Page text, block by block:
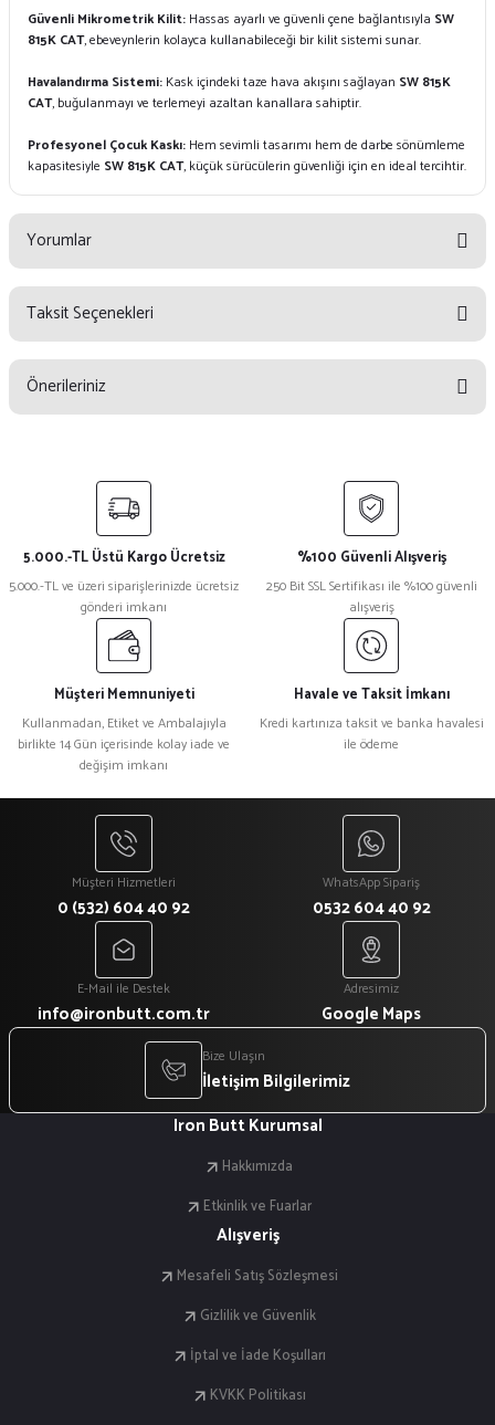
Güvenli Mikrometrik Kilit: Hassas ayarlı ve güvenli çene bağlantısıyla SW
815K CAT, ebeveynlerin kolayca kullanabileceği bir kilit sistemi sunar.
Havalandırma Sistemi: Kask içindeki taze hava akışını sağlayan SW 815K
CAT, buğulanmayı ve terlemeyi azaltan kanallara sahiptir.
Profesyonel Çocuk Kaskı: Hem sevimli tasarımı hem de darbe sönümleme
kapasitesiyle SW 815K CAT, küçük sürücülerin güvenliği için en ideal tercihtir.
Yorumlar
Yorum Yaz
Taksit Seçenekleri
Önerileriniz
yetersiz gördüğünüz noktaları öneri formunu kullanarak tarafımıza
Görüş ve önerileriniz için teşekkür ederiz.
Ürün resmi kalitesiz, bozuk veya görüntülenemiyor.
Ürün açıklamasında eksik bilgiler bulunuyor.
Ürün bilgilerinde hatalar bulunuyor.
Ürün fiyatı diğer sitelerden daha pahalı.
Bu ürüne benzer farklı alternatifler olmalı.
5.000.-TL Üstü Kargo Ücretsiz
5.000.-TL ve üzeri siparişlerinizde ücretsiz
gönderi imkanı
%100 Güvenli Alışveriş
250 Bit SSL Sertifikası ile %100 güvenli
alışveriş
Müşteri Memnuniyeti
Kullanmadan, Etiket ve Ambalajıyla
birlikte 14 Gün içerisinde kolay iade ve
değişim imkanı
Havale ve Taksit İmkanı
Kredi kartınıza taksit ve banka havalesi
ile ödeme
Müşteri Hizmetleri
0 (532) 604 40 92
WhatsApp Sipariş
0532 604 40 92
E-Mail ile Destek
info@ironbutt.com.tr
Adresimiz
Google Maps
Bize Ulaşın
İletişim Bilgilerimiz
Iron Butt Kurumsal
Hakkımızda
Etkinlik ve Fuarlar
Alışveriş
Mesafeli Satış Sözleşmesi
Gizlilik ve Güvenlik
İptal ve İade Koşulları
KVKK Politikası